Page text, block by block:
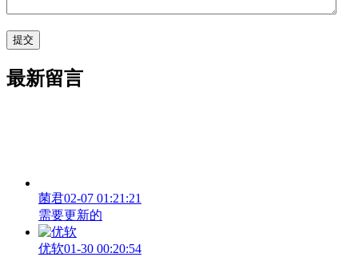
最新留言
菌君02-07 01:21:21
需要更新的
优软01-30 00:20:54